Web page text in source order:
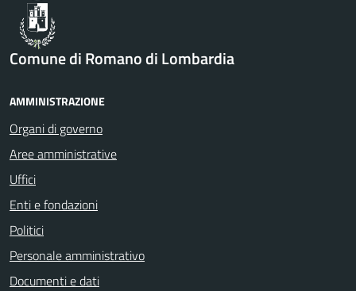
Comune di Romano di Lombardia
AMMINISTRAZIONE
Organi di governo
Aree amministrative
Uffici
Enti e fondazioni
Politici
Personale amministrativo
Documenti e dati